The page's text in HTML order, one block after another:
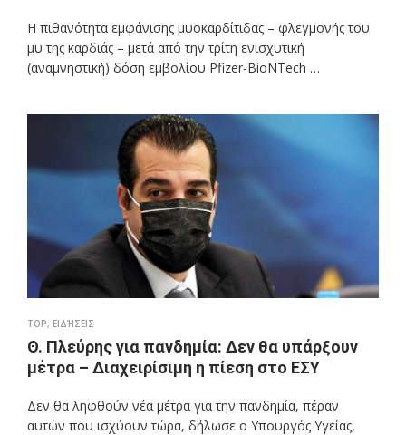
Η πιθανότητα εμφάνισης μυοκαρδίτιδας – φλεγμονής του
μυ της καρδιάς – μετά από την τρίτη ενισχυτική
(αναμνηστική) δόση εμβολίου Pfizer-BioNTech …
TOP, ΕΙΔΉΣΕΙΣ
Θ. Πλεύρης για πανδημία: Δεν θα υπάρξουν
μέτρα – Διαχειρίσιμη η πίεση στο ΕΣΥ
Δεν θα ληφθούν νέα μέτρα για την πανδημία, πέραν
αυτών που ισχύουν τώρα, δήλωσε ο Υπουργός Υγείας,